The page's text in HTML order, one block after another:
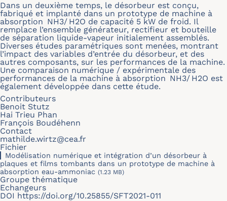
Dans un deuxième temps, le désorbeur est conçu,
fabriqué et implanté dans un prototype de machine à
absorption NH3/ H2O de capacité 5 kW de froid. Il
remplace l’ensemble générateur, rectifieur et bouteille
de séparation liquide-vapeur initialement assemblés.
Diverses études paramétriques sont menées, montrant
l’impact des variables d’entrée du désorbeur, et des
autres composants, sur les performances de la machine.
Une comparaison numérique / expérimentale des
performances de la machine à absorption NH3/ H2O est
également développée dans cette étude.
Contributeurs
Benoit Stutz
Hai Trieu Phan
François Boudéhenn
Contact
mathilde.wirtz@cea.fr
Fichier
Modélisation numérique et intégration d’un désorbeur à
plaques et films tombants dans un prototype de machine à
absorption eau-ammoniac (1.23 MB)
Groupe thématique
Echangeurs
DOI https://doi.org/10.25855/SFT2021-011